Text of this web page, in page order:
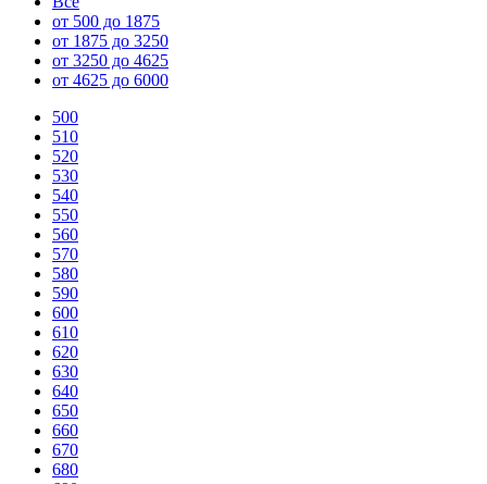
от 500 до 1875
от 1875 до 3250
от 3250 до 4625
от 4625 до 6000
500
510
520
530
540
550
560
570
580
590
600
610
620
630
640
650
660
670
680